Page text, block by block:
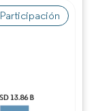
Participación